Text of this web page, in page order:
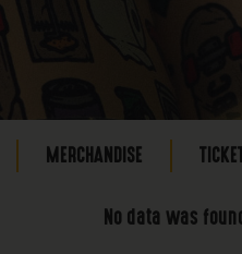
MERCHANDISE
No data was found